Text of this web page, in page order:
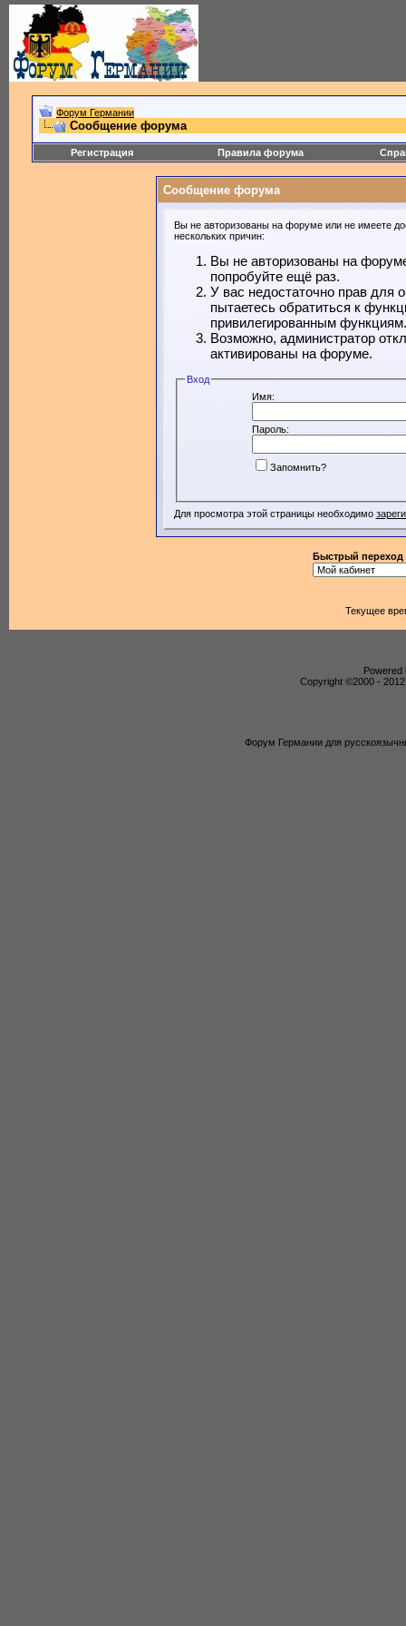
Форум Германии
Сообщение форума
Регистрация Правила форума
Сообщение форума
Вы не авторизованы на форуме или не имеете
нескольких причин:
Вы не авторизованы на
попробуйте ещё раз.
У вас недостаточно прав для
пытаетесь обратиться к
привилегированным функциям.
Возможно, администратор
активированы на форуме.
Вход
Имя:
Пароль:
Запомнить?
Для просмотра этой страницы необходимо
Быстрый переход
Текущее
Powered
Copyright ©2000 -
Форум Германии для